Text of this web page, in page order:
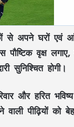
से अपने घरों एवं
पौष्टिक वृक्ष
सुनिश्चित होगी।
औरहरित भविष्य
पीढ़ियों को